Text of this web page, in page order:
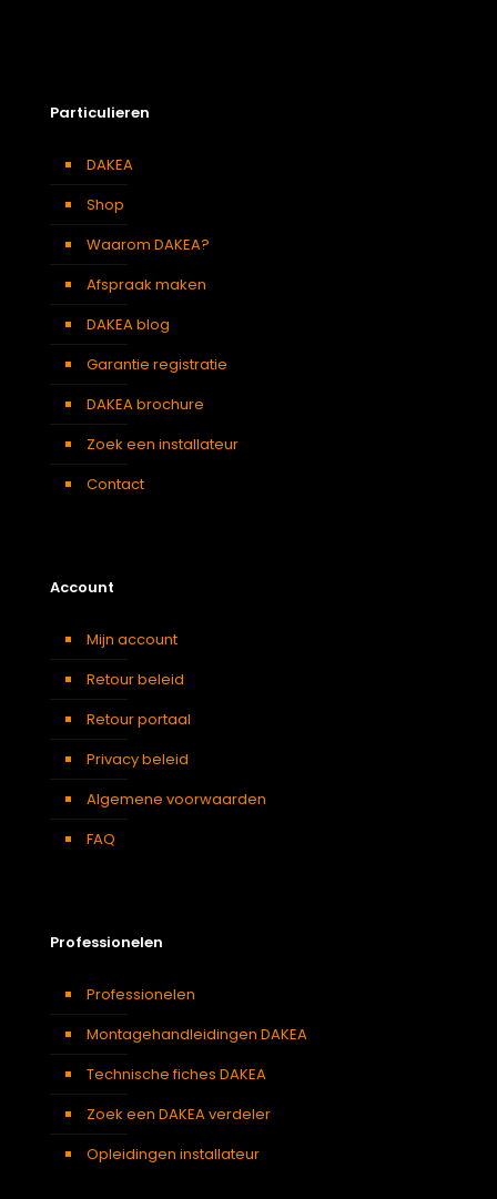
Verduisterend
gordijn
Particulieren
DAKEA
Shop
Waarom DAKEA?
Afspraak maken
DAKEA blog
Garantie registratie
DAKEA brochure
Zoek een installateur
Contact
Account
Mijn account
Retour beleid
Retour portaal
Privacy beleid
Algemene voorwaarden
FAQ
Professionelen
Professionelen
Montagehandleidingen DAKEA
Technische fiches DAKEA
Zoek een DAKEA verdeler
Opleidingen installateur